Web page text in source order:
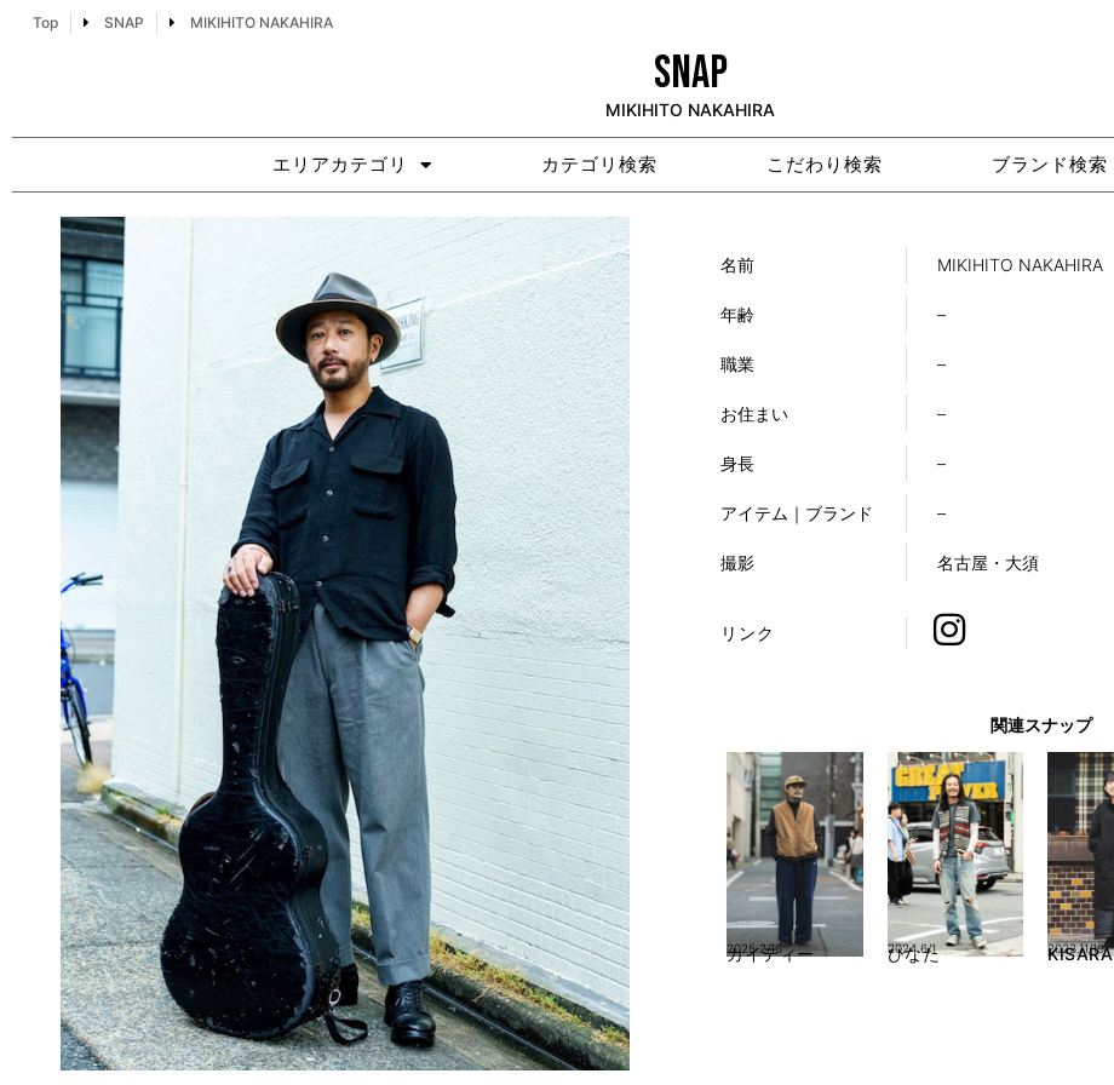
Top SNAP MIKIHITO NAKAHIRA
SNAP
MIKIHITO NAKAHIRA
エリアカテゴリ カテゴリ検索 こだわり検索 ブランド検索
名前 MIKIHITO NAKAHIRA
年齢 –
職業 –
お住まい –
身長 –
アイテム｜ブランド –
撮影 名古屋・大須
リンク
関連スナップ
カイティー
2025.2/16 ひなた
2024.6/1 KISARA
2023.11/19